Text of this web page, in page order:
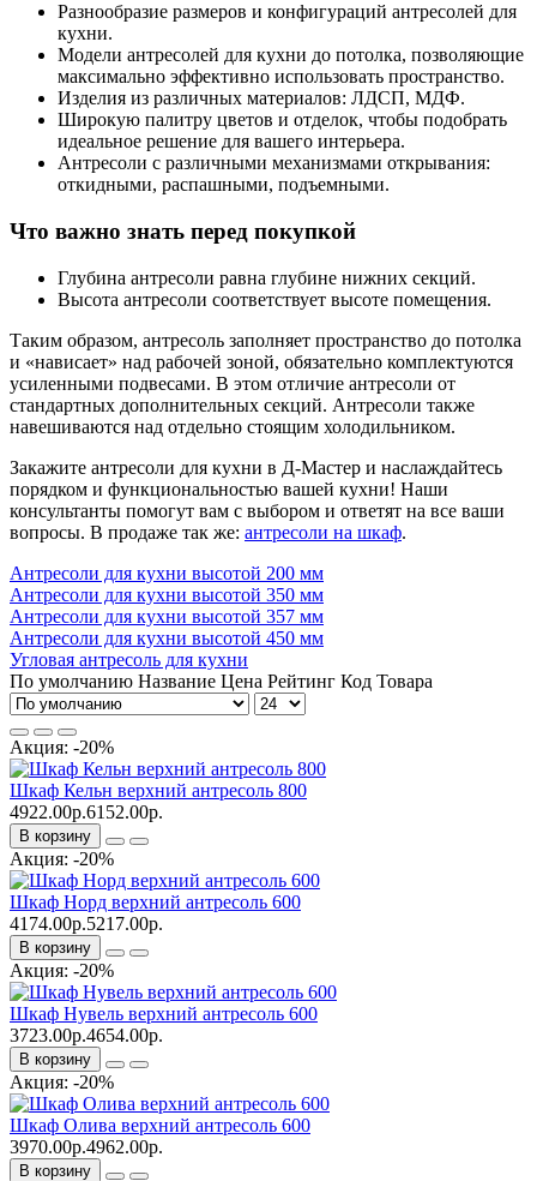
Разнообразие размеров и конфигураций антресолей для
кухни.
Модели антресолей для кухни до потолка, позволяющие
максимально эффективно использовать пространство.
Изделия из различных материалов: ЛДСП, МДФ.
Широкую палитру цветов и отделок, чтобы подобрать
идеальное решение для вашего интерьера.
Антресоли с различными механизмами открывания:
откидными, распашными, подъемными.
Что важно знать перед покупкой
Глубина антресоли равна глубине нижних секций.
Высота антресоли соответствует высоте помещения.
Таким образом, антресоль заполняет пространство до потолка
и «нависает» над рабочей зоной, обязательно комплектуются
усиленными подвесами. В этом отличие антресоли от
стандартных дополнительных секций. Антресоли также
навешиваются над отдельно стоящим холодильником.
Закажите антресоли для кухни в Д-Мастер и наслаждайтесь
порядком и функциональностью вашей кухни! Наши
консультанты помогут вам с выбором и ответят на все ваши
вопросы. В продаже так же: антресоли на шкаф.
Антресоли для кухни высотой 200 мм
Антресоли для кухни высотой 350 мм
Антресоли для кухни высотой 357 мм
Антресоли для кухни высотой 450 мм
Угловая антресоль для кухни
По умолчанию Название Цена Рейтинг Код Товара
Акция: -20%
Шкаф Кельн верхний антресоль 800
4922.00р.6152.00р.
В корзину
Акция: -20%
Шкаф Норд верхний антресоль 600
4174.00р.5217.00р.
В корзину
Акция: -20%
Шкаф Нувель верхний антресоль 600
3723.00р.4654.00р.
В корзину
Акция: -20%
Шкаф Олива верхний антресоль 600
3970.00р.4962.00р.
В корзину